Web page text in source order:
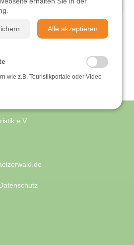
Alle akzeptieren
wie z.B. Touristikportale oder Video-
e.V.